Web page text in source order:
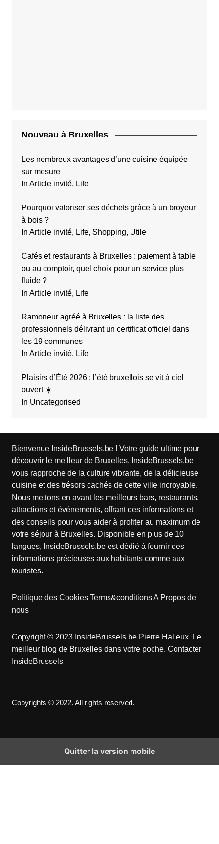
Nouveau à Bruxelles
Les nombreux avantages d’une cuisine équipée
sur mesure
In Article invité, Life
Pourquoi valoriser ses déchets grâce à un broyeur
à bois ?
In Article invité, Life, Shopping, Utile
Cafés et restaurants à Bruxelles : paiement à table
ou au comptoir, quel choix pour un service plus
fluide ?
In Article invité, Life
Ramoneur agréé à Bruxelles : la liste des
professionnels délivrant un certificat officiel dans
les 19 communes
In Article invité, Life
Plaisirs d’Été 2026 : l’été bruxellois se vit à ciel
ouvert ☀️
In Uncategorised
Bienvenue InsideBrussels.be ! Votre guide ultime pour
découvrir le meilleur de Bruxelles, InsideBrussels.be
vous rapproche de la culture vibrante, de la délicieuse
cuisine et des trésors cachés de cette ville incroyable.
Nous mettons en avant les meilleurs bars, restaurants,
attractions et événements, offrant des informations et
des conseils pour vous aider à profiter au maximum de
votre séjour à Bruxelles. Disponible en plus de 10
langues, InsideBrussels.be est dédié à fournir des
informations précieuses aux habitants comme aux
touristes.
Politique des Cookies Terms&conditionsA Propos de
nous
Copyright © 2023 InsideBrussels.be Pierre Halleux. Le
meilleur blog de Bruxelles dans votre poche. Contacter
InsideBrussels
Copyrights © 2022. All rights reserved.
Quitter la version mobile